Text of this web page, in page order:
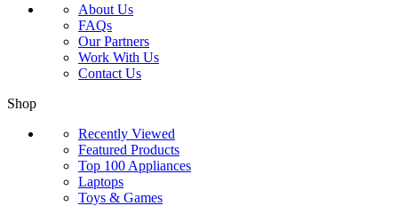
About Us
FAQs
Our Partners
Work With Us
Contact Us
Shop
Recently Viewed
Featured Products
Top 100 Appliances
Laptops
Toys & Games